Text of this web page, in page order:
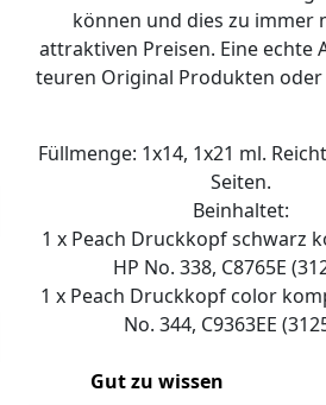
können und dies zu immer
attraktiven Preisen. Eine echte
teuren Original Produkten
Füllmenge: 1x14, 1x21 ml.
Seiten.
Beinhaltet:
1 x Peach Druckkopf schwarz
HP No. 338, C8765E
1 x Peach Druckkopf color
No. 344, C9363EE
Gut zu wissen